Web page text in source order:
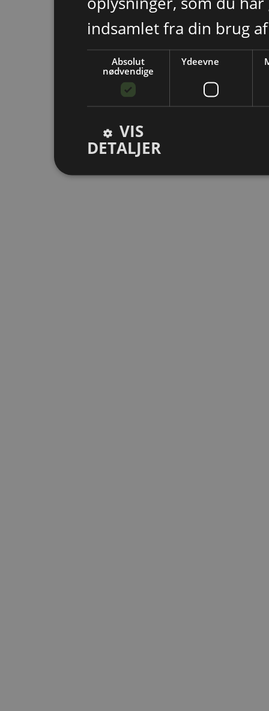
indsamlet fra din brug
Absolut
nødvendige
Ydeevne
VIS
DETALJER